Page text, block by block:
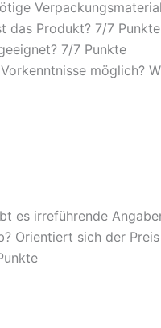
das Produkt? 7/7 Punkte
7/7 Punkte
möglich?
es irreführende
Orientiert sich der